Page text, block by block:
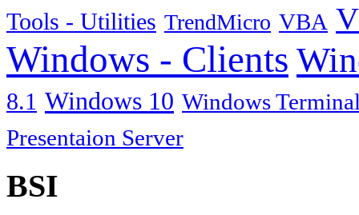
Tools - Utilities TrendMicro VBA
Windows - Clients
8.1 Windows 10 Windows
Presentaion Server
BSI